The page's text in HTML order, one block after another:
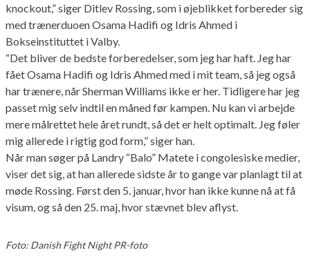
knockout,” siger Ditlev Rossing, som i øjeblikket forbereder sig
med trænerduoen Osama Hadifi og Idris Ahmed i
Bokseinstituttet i Valby.
“Det bliver de bedste forberedelser, som jeg har haft. Jeg har
fået Osama Hadifi og Idris Ahmed med i mit team, så jeg også
har trænere, når Sherman Williams ikke er her. Tidligere har jeg
passet mig selv indtil en måned før kampen. Nu kan vi arbejde
mere målrettet hele året rundt, så det er helt optimalt. Jeg føler
mig allerede i rigtig god form,” siger han.
Når man søger på Landry “Balo” Matete i congolesiske medier,
viser det sig, at han allerede sidste år to gange var planlagt til at
møde Rossing. Først den 5. januar, hvor han ikke kunne nå at få
visum, og så den 25. maj, hvor stævnet blev aflyst.
Foto: Danish Fight Night PR-foto